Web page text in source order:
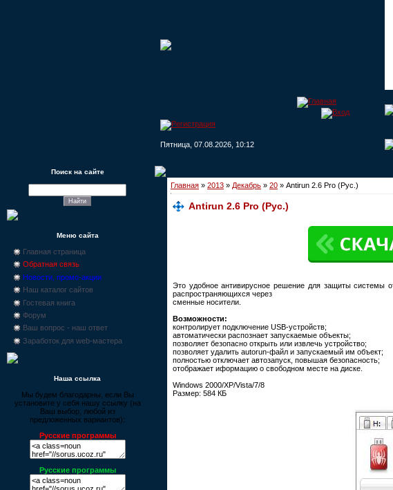
Пятница, 07.08.2026, 10:12
Поиск на сайте
Меню сайта
Главная страница
Обратная связь
Новости, промо-акции
Наш каталог сайтов
Гостевая книга
Форум
Ваш вопрос - наш ответ
Заработок для web-мастера
Наша ссылка
Мы будем благодарны, если Вы
установите у себя нашу ссылку (на
Ваш выбор, любой из
предложенных вариантов):
Русские программы
Русские программы
Главная » 2013 » Декабрь » 20 » Antirun 2.6 Pro (Рус.)
Antirun 2.6 Pro (Рус.)
Это удобное антивирусное решение для защиты системы
распространяющихся через
сменные носители.
Возможности:
контролирует подключение USB-устройств;
автоматически распознает запускаемые объекты;
позволяет безопасно открыть или извлечь устройство;
позволяет удалить autorun-файл и запускаемый им объект;
полностью отключает автозапуск, повышая безопасность;
отображает иформацию о свободном месте на диске.
Windows 2000/XP/Vista/7/8
Размер: 584 КБ